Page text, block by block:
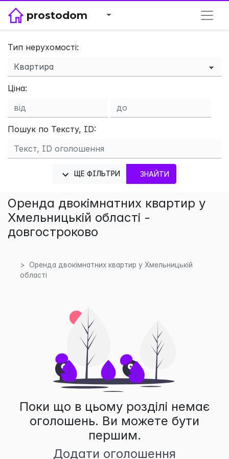
prostodom
Тип нерухомості:
Ціна:
Пошук по Тексту, ID:
ЩЕ ФІЛЬТРИ ЗНАЙТИ
Оренда двокімнатних квартир у
Хмельницькій області -
довгостроково
Оренда двокімнатних квартир у Хмельницькій
області
Поки що в цьому розділі немає
оголошень. Ви можете бути
першим.
Додати оголошення
×